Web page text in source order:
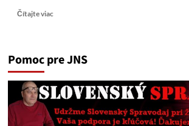
Čítajte viacRead
vysvetlil,
Zelenskyj
klame
Európe
Pomoc pre JNS